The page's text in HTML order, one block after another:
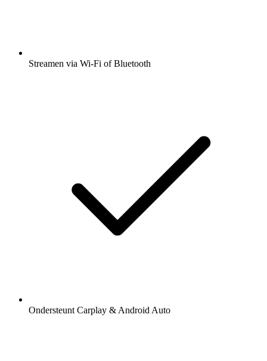
Streamen via Wi-Fi of Bluetooth
Ondersteunt Carplay & Android Auto